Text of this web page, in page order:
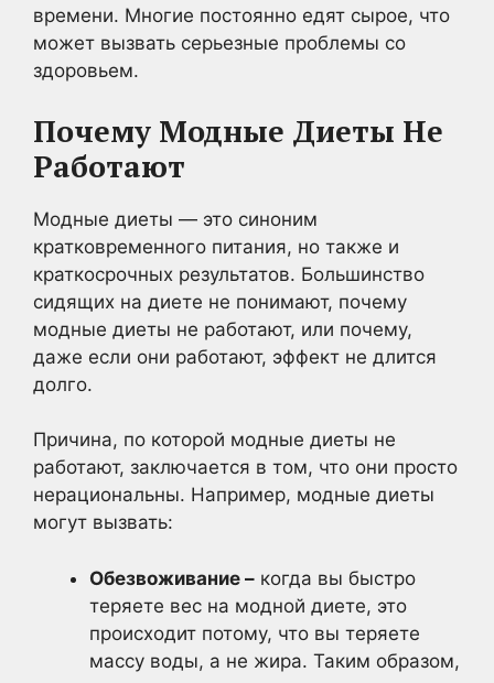
времени. Многие постоянно едят сырое, что
может вызвать серьезные проблемы со
здоровьем.
Почему Модные Диеты Не
Работают
Модные диеты — это синоним
кратковременного питания, но также и
краткосрочных результатов. Большинство
сидящих на диете не понимают, почему
модные диеты не работают, или почему,
даже если они работают, эффект не длится
долго.
Причина, по которой модные диеты не
работают, заключается в том, что они просто
нерациональны. Например, модные диеты
могут вызвать:
Обезвоживание – когда вы быстро
теряете вес на модной диете, это
происходит потому, что вы теряете
массу воды, а не жира. Таким образом,